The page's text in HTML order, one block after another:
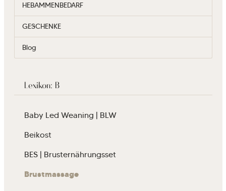
HEBAMMENBEDARF
GESCHENKE
Blog
Lexikon: B
Baby Led Weaning | BLW
Beikost
BES | Brusternährungsset
Brustmassage